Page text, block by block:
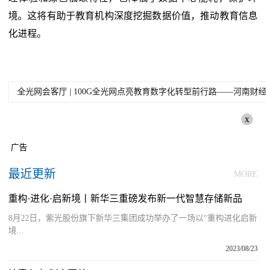
境。这将有助于教育机构深度挖掘数据价值，推动教育信息
化进程。
全光网会客厅 | 100G全光网点亮教育数字化转型前行路——河南财
x
广告
最近更新 MORE
重构·进化·启新境丨新华三重磅发布新一代智慧存储新品
8月22日，紫光股份旗下新华三集团成功举办了一场以“重构进化启新
境...
2023/08/23